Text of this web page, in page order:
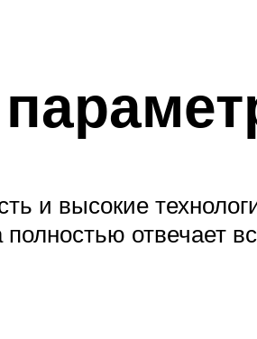
и высокие
отвечает